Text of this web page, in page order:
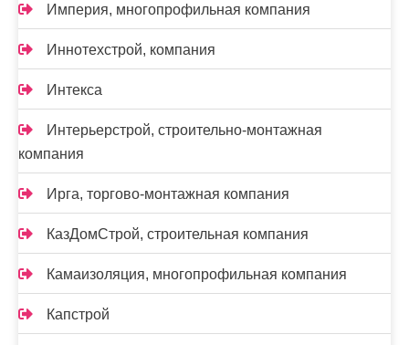
Империя, многопрофильная компания
Иннотехстрой, компания
Интекса
Интерьерстрой, строительно-монтажная
компания
Ирга, торгово-монтажная компания
КазДомСтрой, строительная компания
Камаизоляция, многопрофильная компания
Капстрой